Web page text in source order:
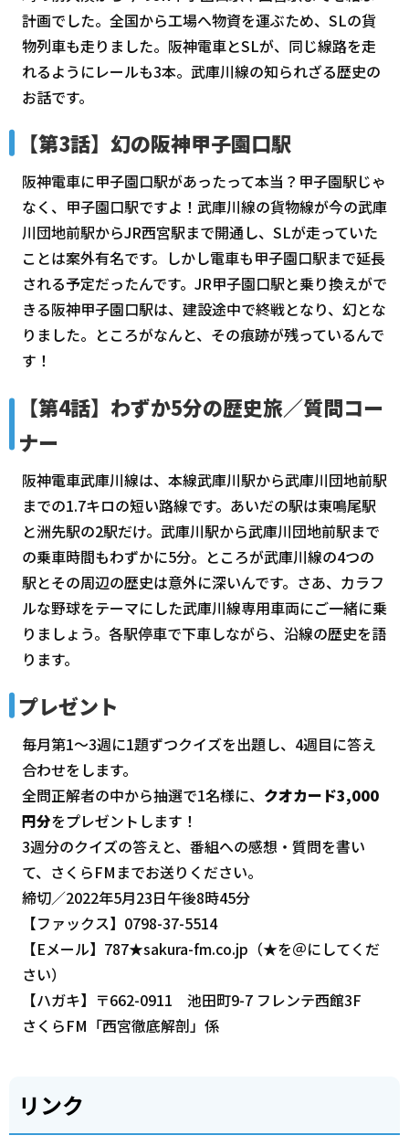
計画でした。全国から工場へ物資を運ぶため、SLの貨
物列車も走りました。阪神電車とSLが、同じ線路を走
れるようにレールも3本。武庫川線の知られざる歴史の
お話です。
【第3話】幻の阪神甲子園口駅
阪神電車に甲子園口駅があったって本当？甲子園駅じゃ
なく、甲子園口駅ですよ！武庫川線の貨物線が今の武庫
川団地前駅からJR西宮駅まで開通し、SLが走っていた
ことは案外有名です。しかし電車も甲子園口駅まで延長
される予定だったんです。JR甲子園口駅と乗り換えがで
きる阪神甲子園口駅は、建設途中で終戦となり、幻とな
りました。ところがなんと、その痕跡が残っているんで
す！
【第4話】わずか5分の歴史旅／質問コー
ナー
阪神電車武庫川線は、本線武庫川駅から武庫川団地前駅
までの1.7キロの短い路線です。あいだの駅は東鳴尾駅
と洲先駅の2駅だけ。武庫川駅から武庫川団地前駅まで
の乗車時間もわずかに5分。ところが武庫川線の4つの
駅とその周辺の歴史は意外に深いんです。さあ、カラフ
ルな野球をテーマにした武庫川線専用車両にご一緒に乗
りましょう。各駅停車で下車しながら、沿線の歴史を語
ります。
プレゼント
毎月第1～3週に1題ずつクイズを出題し、4週目に答え
合わせをします。
全問正解者の中から抽選で1名様に、 クオカード3,000
円分をプレゼントします！
3週分のクイズの答えと、番組への感想・質問を書い
て、さくらFMまでお送りください。
締切／2022年5月23日午後8時45分
【ファックス】0798-37-5514
【Eメール】787★sakura-fm.co.jp（★を＠にしてくだ
さい）
【ハガキ】〒662-0911 池田町9-7 フレンテ西館3F
さくらFM「西宮徹底解剖」係
リンク